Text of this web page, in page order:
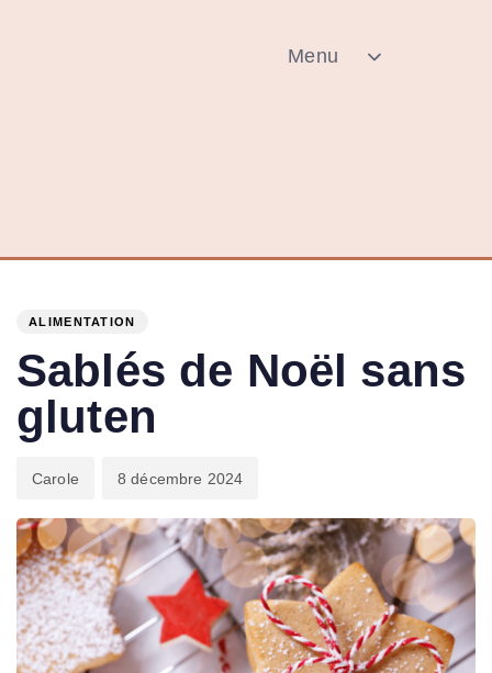
Menu
ALIMENTATION
Sablés de Noël sans
gluten
Carole 8 décembre 2024